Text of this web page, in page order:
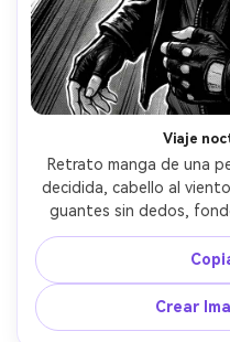
Viaje
Retrato manga de una
decidida, cabello al
guantes sin dedos,
luces alargadas,
marcadas con líneas
screentone para el brillo,
adrenalina, sin texto,
Crear